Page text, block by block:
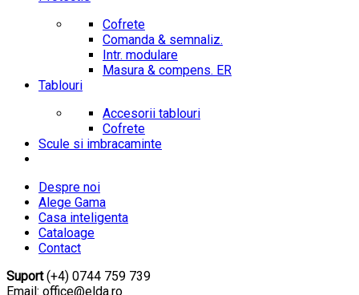
Cofrete
Comanda & semnaliz.
Intr. modulare
Masura & compens. ER
Tablouri
Accesorii tablouri
Cofrete
Scule si imbracaminte
Despre noi
Alege Gama
Casa inteligenta
Cataloage
Contact
Suport(+4) 0744 759 739
Email: office@elda.ro